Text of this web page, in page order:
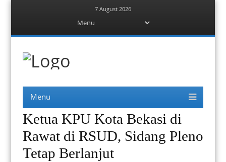
7 August 2026
content
Berita Bekasi
Menu
content
Ketua KPU Kota Bekasi di
Rawat di RSUD, Sidang Pleno
Tetap Berlanjut